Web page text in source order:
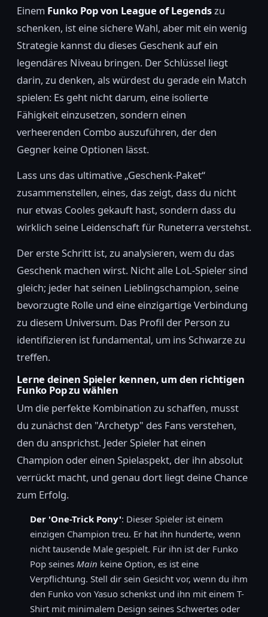
Einem Funko Pop von League of Legendszu
schenken, ist eine sichere Wahl, aber mit ein wenig
Strategie kannst du dieses Geschenk auf ein
legendäres Niveau bringen. Der Schlüssel liegt
darin, zu denken, als würdest du gerade ein Match
spielen: Es geht nicht darum, eine isolierte
Fähigkeit einzusetzen, sondern einen
verheerenden Combo auszuführen, der den
Gegner keine Optionen lässt.
Lass uns das ultimative „Geschenk-Paket“
zusammenstellen, eines, das zeigt, dass du nicht
nur etwas Cooles gekauft hast, sondern dass du
wirklich seine Leidenschaft für Runeterra verstehst.
Der erste Schritt ist, zu analysieren, wem du das
Geschenk machen wirst. Nicht alle LoL-Spieler sind
gleich; jeder hat seinen Lieblingschampion, seine
bevorzugte Rolle und eine einzigartige Verbindung
zu diesem Universum. Das Profil der Person zu
identifizieren ist fundamental, um ins Schwarze zu
treffen.
Lerne deinen Spieler kennen, um den richtigen
Funko Pop zu wählen
Um die perfekte Kombination zu schaffen, musst
du zunächst den "Archetyp" des Fans verstehen,
den du ansprichst. Jeder Spieler hat einen
Champion oder einen Spielaspekt, der ihn absolut
verrückt macht, und genau dort liegt deine Chance
zum Erfolg.
Der 'One-Trick Pony': Dieser Spieler ist einem
einzigen Champion treu. Er hat ihn hunderte, wenn
nicht tausende Male gespielt. Für ihn ist der Funko
Pop seines Main keine Option, es ist eine
Verpflichtung. Stell dir sein Gesicht vor, wenn du ihm
den Funko von Yasuo schenkst und ihn mit einem T-
Shirt mit minimalem Design seines Schwertes oder